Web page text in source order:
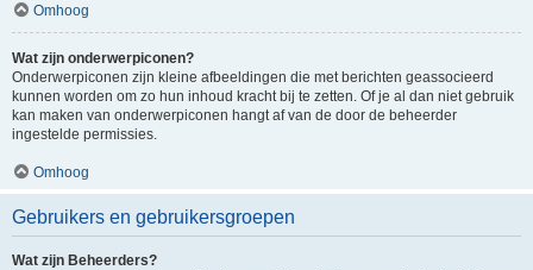
Omhoog
Wat zijn onderwerpiconen?
Onderwerpiconen zijn kleine afbeeldingen die met berichten geassocieerd
kunnen worden om zo hun inhoud kracht bij te zetten. Of je al dan niet gebruik
kan maken van onderwerpiconen hangt af van de door de beheerder
ingestelde permissies.
Omhoog
Gebruikers en gebruikersgroepen
Wat zijn Beheerders?